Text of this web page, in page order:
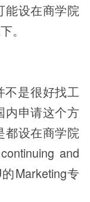
能设在商学院
。
不是很好找工
内申请这个方
都设在商学院
and
Marketing专